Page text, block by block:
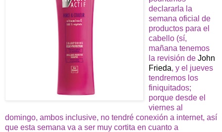
declararla la
semana oficial de
productos para el
cabello (sí,
mañana tenemos
la revisión de John
Frieda, y el jueves
tendremos los
finiquitados;
porque desde el
viernes al
domingo, ambos inclusive, no tendré conexión a internet, así
que esta semana va a ser muy cortita en cuanto a